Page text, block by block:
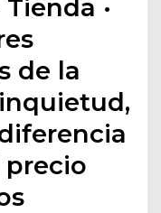
·
de la